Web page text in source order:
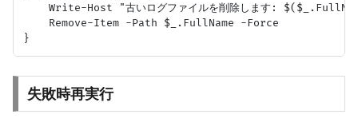
Write-Host "古いログファイルを削除します:
    Remove-Item -Path $_.FullName -Force
失敗時再実行